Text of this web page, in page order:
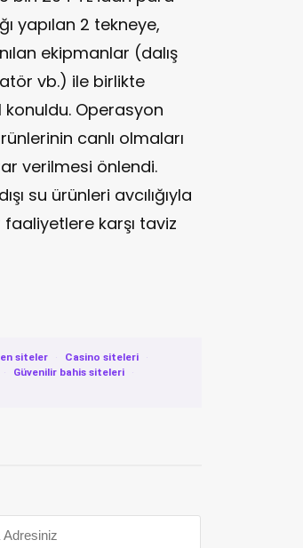
yapılan 2 tekneye,
ekipmanlar (dalış
vb.) ile birlikte
Operasyon
canlı olmaları
verilmesi önlendi.
su ürünleri avcılığıyla
karşı taviz
siteler · Casino siteleri
·
· Güvenilir bahis siteleri
·